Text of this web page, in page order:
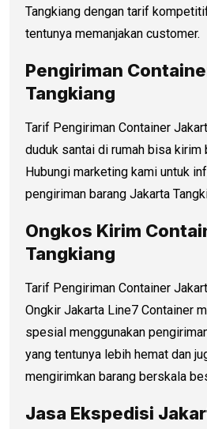
Tangkiang dengan tarif
tentunya memanjakan customer.
Pengiriman
Tangkiang
Tarif Pengiriman Container
duduk santai di rumah bisa kirim
Hubungi marketing kami untuk
pengiriman barang Jakarta
Ongkos Kirim
Tangkiang
Tarif Pengiriman Container
Ongkir Jakarta Line7 Container
spesial menggunakan
yang tentunya lebih hemat dan
mengirimkan barang berskala
Jasa Ekspedisi